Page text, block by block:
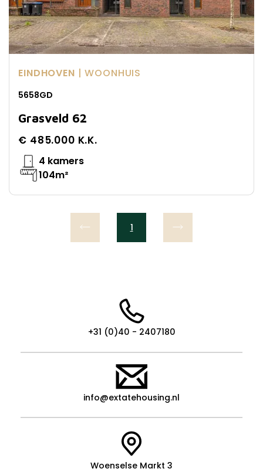
EINDHOVEN | WOONHUIS
5658GD
Grasveld 62
€ 485.000 K.K.
4 kamers
104m²
1
+31 (0)40 - 2407180
info@extatehousing.nl
Woenselse Markt 3